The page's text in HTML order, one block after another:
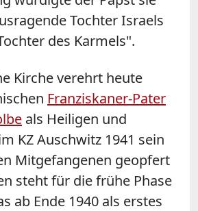
Tochter Israels
des Karmels".
Kirche verehrt heute
Franziskaner-Pater
als Heiligen und
KZ Auschwitz 1941 sein
Mitgefangenen geopfert
steht für die frühe Phase
ab Ende 1940 als erstes